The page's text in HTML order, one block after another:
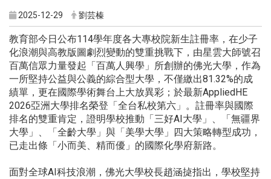
2025-12-29 劉芸榛
教育部今日公布114學年度各大專校院新生註冊率，在少子
化浪潮與高教版圖劇烈變動的雙重挑戰下，由星雲大師號召
百萬信眾力量發起「百萬人興學」所創辦的佛光大學，作為
一所堅持公益與公義的綜合型大學，不僅繳出81.32%的成
績單，更在國際學術舞台上大放異彩；於最新AppliedHE
2026亞洲大學排名榮登「全台私校第六」。註冊率與國際
排名的雙重肯定，證明學校推動「三好AI大學」、「無疆界
大學」、「全齡大學」與「美學大學」四大策略轉型成功，
已走出條「小而美、精而優」的國際化學府新路。
面對全球AI科技浪潮，佛光大學校長趙涵㨗指出，學校堅持